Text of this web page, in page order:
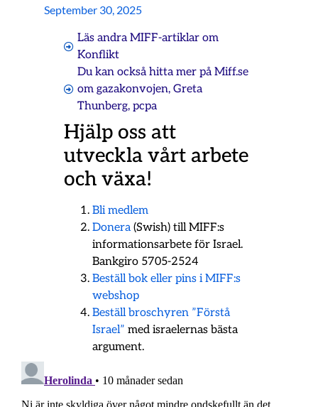
September 30, 2025
Läs andra MIFF-artiklar om
Konflikt
Du kan också hitta mer på Miff.se
om gazakonvojen, Greta
Thunberg, pcpa
Hjälp oss att
utveckla vårt arbete
och växa!
Bli medlem
Donera(Swish) till MIFF:s
informationsarbete för Israel.
Bankgiro 5705-2524
Beställ bok eller pins i MIFF:s
webshop
Beställ broschyren ”Förstå
Israel” med israelernas bästa
argument.